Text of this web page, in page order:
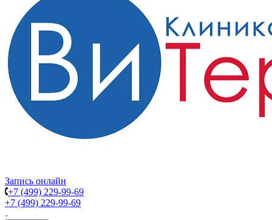
Запись онлайн
+7 (499) 229-99-69
+7 (499) 229-99-69